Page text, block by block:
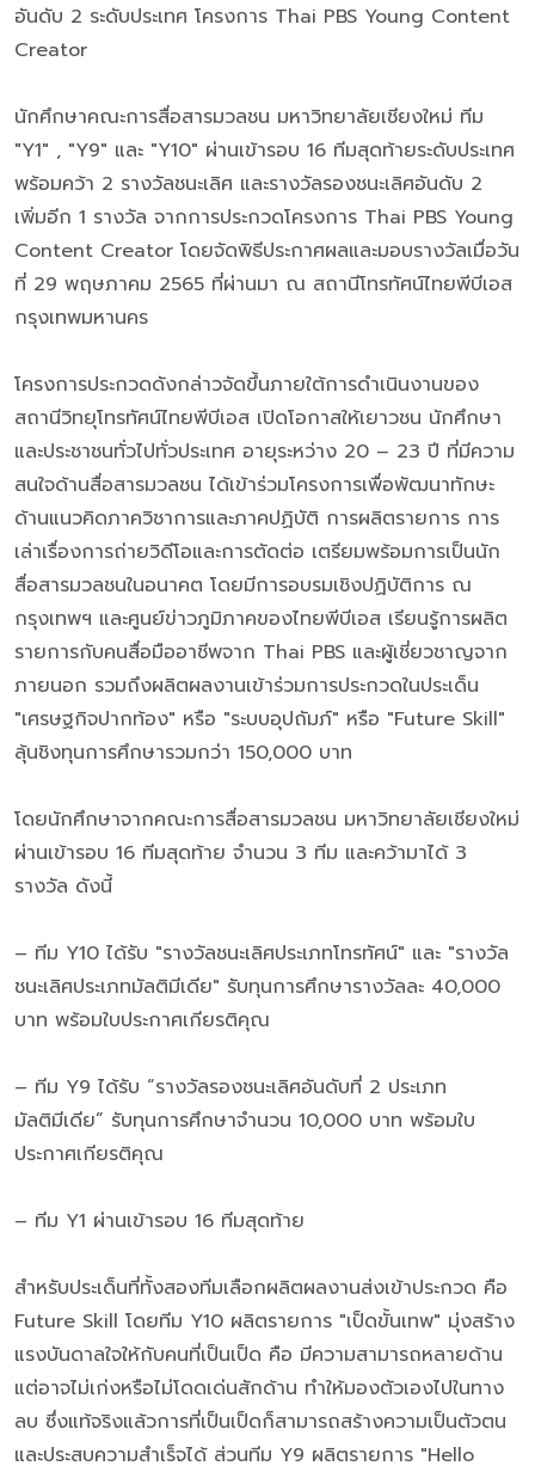
อันดับ 2 ระดับประเทศ โครงการ Thai PBS Young Content
Creator
นักศึกษาคณะการสื่อสารมวลชน มหาวิทยาลัยเชียงใหม่ ทีม
"Y1" , "Y9" และ "Y10" ผ่านเข้ารอบ 16 ทีมสุดท้ายระดับประเทศ
พร้อมคว้า 2 รางวัลชนะเลิศ และรางวัลรองชนะเลิศอันดับ 2
เพิ่มอีก 1 รางวัล จากการประกวดโครงการ Thai PBS Young
Content Creator โดยจัดพิธีประกาศผลและมอบรางวัลเมื่อวัน
ที่ 29 พฤษภาคม 2565 ที่ผ่านมา ณ สถานีโทรทัศน์ไทยพีบีเอส
กรุงเทพมหานคร
โครงการประกวดดังกล่าวจัดขึ้นภายใต้การดำเนินงานของ
สถานีวิทยุโทรทัศน์ไทยพีบีเอส เปิดโอกาสให้เยาวชน นักศึกษา
และประชาชนทั่วไปทั่วประเทศ อายุระหว่าง 20 – 23 ปี ที่มีความ
สนใจด้านสื่อสารมวลชน ได้เข้าร่วมโครงการเพื่อพัฒนาทักษะ
ด้านแนวคิดภาควิชาการและภาคปฏิบัติ การผลิตรายการ การ
เล่าเรื่องการถ่ายวิดีโอและการตัดต่อ เตรียมพร้อมการเป็นนัก
สื่อสารมวลชนในอนาคต โดยมีการอบรมเชิงปฏิบัติการ ณ
กรุงเทพฯ และศูนย์ข่าวภูมิภาคของไทยพีบีเอส เรียนรู้การผลิต
รายการกับคนสื่อมืออาชีพจาก Thai PBS และผู้เชี่ยวชาญจาก
ภายนอก รวมถึงผลิตผลงานเข้าร่วมการประกวดในประเด็น
"เศรษฐกิจปากท้อง" หรือ "ระบบอุปถัมภ์" หรือ "Future Skill"
ลุ้นชิงทุนการศึกษารวมกว่า 150,000 บาท
โดยนักศึกษาจากคณะการสื่อสารมวลชน มหาวิทยาลัยเชียงใหม่
ผ่านเข้ารอบ 16 ทีมสุดท้าย จำนวน 3 ทีม และคว้ามาได้ 3
รางวัล ดังนี้
– ทีม Y10 ได้รับ "รางวัลชนะเลิศประเภทโทรทัศน์" และ "รางวัล
ชนะเลิศประเภทมัลติมีเดีย" รับทุนการศึกษารางวัลละ 40,000
บาท พร้อมใบประกาศเกียรติคุณ
– ทีม Y9 ได้รับ “รางวัลรองชนะเลิศอันดับที่ 2 ประเภท
มัลติมีเดีย” รับทุนการศึกษาจำนวน 10,000 บาท พร้อมใบ
ประกาศเกียรติคุณ
– ทีม Y1 ผ่านเข้ารอบ 16 ทีมสุดท้าย
สำหรับประเด็นที่ทั้งสองทีมเลือกผลิตผลงานส่งเข้าประกวด คือ
Future Skill โดยทีม Y10 ผลิตรายการ "เป็ดขั้นเทพ" มุ่งสร้าง
แรงบันดาลใจให้กับคนที่เป็นเป็ด คือ มีความสามารถหลายด้าน
แต่อาจไม่เก่งหรือไม่โดดเด่นสักด้าน ทำให้มองตัวเองไปในทาง
ลบ ซึ่งแท้จริงแล้วการที่เป็นเป็ดก็สามารถสร้างความเป็นตัวตน
และประสบความสำเร็จได้ ส่วนทีม Y9 ผลิตรายการ "Hello